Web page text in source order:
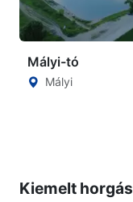
Mályi-tó
Mályi
Kiemelt